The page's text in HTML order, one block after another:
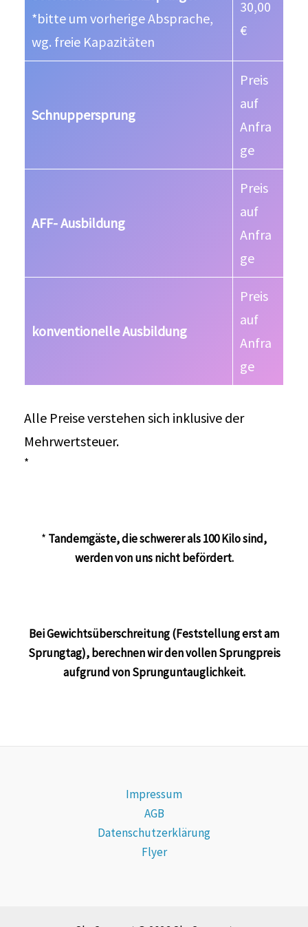
*bitte um vorherige Absprache,
wg. freie Kapazitäten
30,00
€
Schnuppersprung
Preis
auf
Anfra
ge
AFF- Ausbildung
Preis
auf
Anfra
ge
konventionelle Ausbildung
Preis
auf
Anfra
ge
Alle Preise verstehen sich inklusive der
Mehrwertsteuer.
*
* Tandemgäste, die schwerer als 100 Kilo sind,
werden von uns nicht befördert.
Bei Gewichtsüberschreitung (Feststellung erst am
Sprungtag), berechnen wir den vollen Sprungpreis
aufgrund von Sprunguntauglichkeit.
Impressum
AGB
Datenschutzerklärung
Flyer